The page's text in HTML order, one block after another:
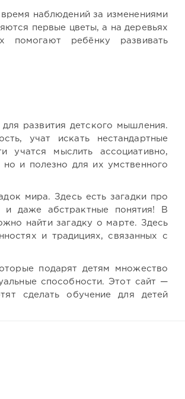
наблюдений за изменениями
первые цветы, а на деревьях
ребёнку развивать
развития детского мышления.
учат искать нестандартные
учатся мыслить ассоциативно,
и полезно для их умственного
мира. Здесь есть загадки про
и даже абстрактные понятия! В
найти загадку о марте. Здесь
и традициях, связанных с
подарят детям множество
способности. Этот сайт —
сделать обучение для детей